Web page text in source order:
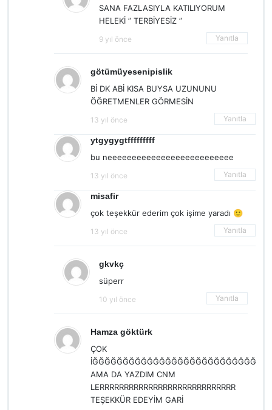
SANA FAZLASIYLA KATILIYORUM
HELEKİ ” TERBİYESİZ ”
9 yıl önce Yanıtla
götümüyesenipislik
Bİ DK ABİ KISA BUYSA UZUNUNU
ÖĞRETMENLER GÖRMESİN
13 yıl önce Yanıtla
ytgygygtfffffffff
bu neeeeeeeeeeeeeeeeeeeeeeeeee
13 yıl önce Yanıtla
misafir
çok teşekkür ederim çok işime yaradı 🙂
13 yıl önce Yanıtla
gkvkç
süperr
10 yıl önce Yanıtla
Hamza göktürk
ÇOK
AMA DA YAZDIM CNM
LERRRRRRRRRRRRRRRRRRRRRRRRRRRR
TEŞEKKÜR EDEYİM GARİ